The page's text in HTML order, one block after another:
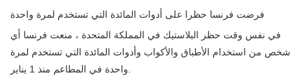
فرضت فرنسا حظرا على أدوات المائدة التي تستخدم لمرة واحدة
في نفس وقت حظر البلاستيك في المملكة المتحدة ، منعت فرنسا أي
شخص من استخدام الأطباق والأكواب وأدوات المائدة التي تستخدم لمرة